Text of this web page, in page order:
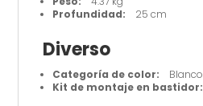
Profundidad: 25 cm
Diverso
Categoría de color: Blanco
Kit de montaje en bastidor: